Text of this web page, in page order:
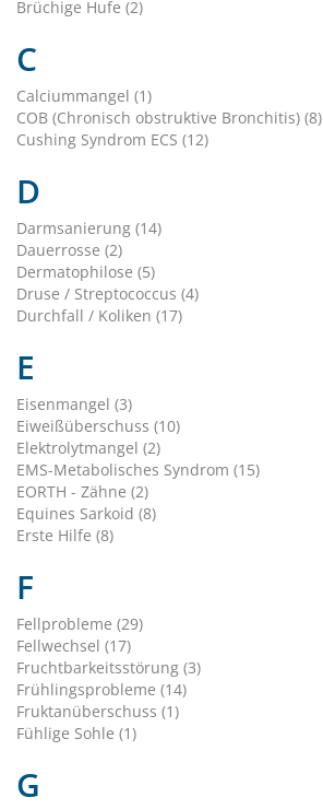
Brüchige Hufe (2)
C
Calciummangel (1)
COB (Chronisch obstruktive Bronchitis) (8)
Cushing Syndrom ECS (12)
D
Darmsanierung (14)
Dauerrosse (2)
Dermatophilose (5)
Druse / Streptococcus (4)
Durchfall / Koliken (17)
E
Eisenmangel (3)
Eiweißüberschuss (10)
Elektrolytmangel (2)
EMS-Metabolisches Syndrom (15)
EORTH - Zähne (2)
Equines Sarkoid (8)
Erste Hilfe (8)
F
Fellprobleme (29)
Fellwechsel (17)
Fruchtbarkeitsstörung (3)
Frühlingsprobleme (14)
Fruktanüberschuss (1)
Fühlige Sohle (1)
G